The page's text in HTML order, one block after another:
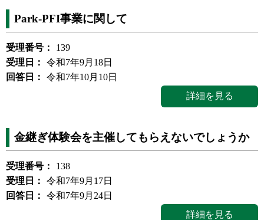
Park-PFI事業に関して
受理番号：
139
受理日：
令和7年9月18日
回答日：
令和7年10月10日
詳細を見る
金継ぎ体験会を主催してもらえないでしょうか
受理番号：
138
受理日：
令和7年9月17日
回答日：
令和7年9月24日
詳細を見る